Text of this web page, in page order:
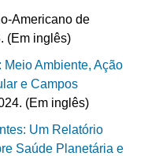
Americano de
(Em inglês)
Ambiente, Ação
e Campos
(Em inglês)
Um Relatório
Saúde Planetária e